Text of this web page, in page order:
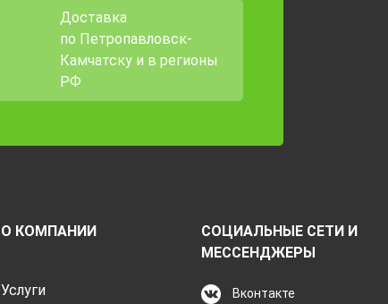
Доставка
по Петропавловск-
Камчатску и в регионы
РФ
О КОМПАНИИ
Услуги
СОЦИАЛЬНЫЕ СЕТИ И
МЕССЕНДЖЕРЫ
Вконтакте